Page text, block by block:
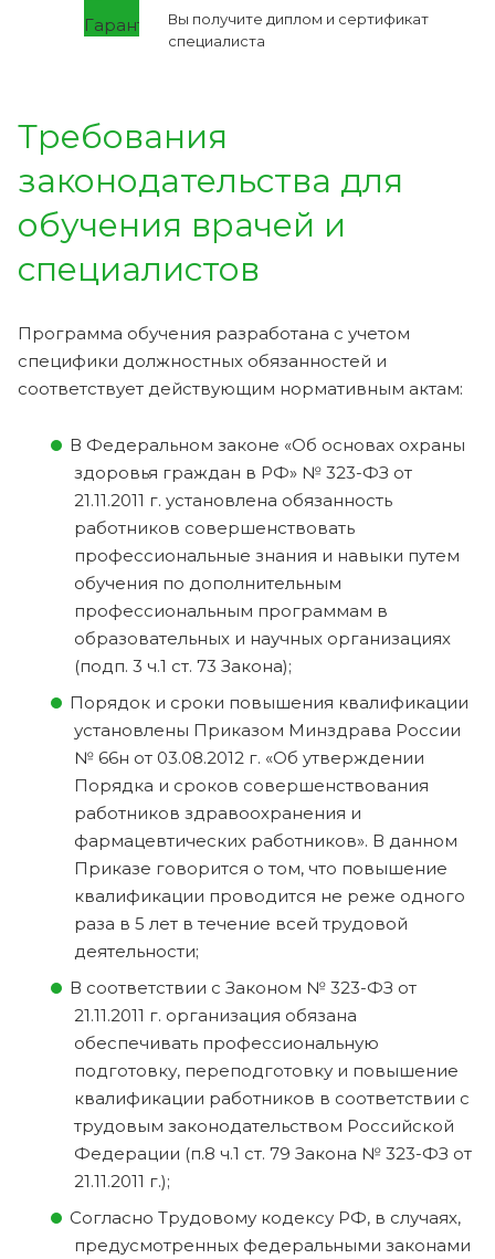
Вы получите диплом и сертификат
специалиста
Требования
законодательства для
обучения врачей и
специалистов
Программа обучения разработана с учетом
специфики должностных обязанностей и
соответствует действующим нормативным актам:
В Федеральном законе «Об основах охраны
здоровья граждан в РФ» № 323-ФЗ от
21.11.2011 г. установлена обязанность
работников совершенствовать
профессиональные знания и навыки путем
обучения по дополнительным
профессиональным программам в
образовательных и научных организациях
(подп. 3 ч.1 ст. 73 Закона);
Порядок и сроки повышения квалификации
установлены Приказом Минздрава России
№ 66н от 03.08.2012 г. «Об утверждении
Порядка и сроков совершенствования
работников здравоохранения и
фармацевтических работников». В данном
Приказе говорится о том, что повышение
квалификации проводится не реже одного
раза в 5 лет в течение всей трудовой
деятельности;
В соответствии с Законом № 323-ФЗ от
21.11.2011 г. организация обязана
обеспечивать профессиональную
подготовку, переподготовку и повышение
квалификации работников в соответствии с
трудовым законодательством Российской
Федерации (п.8 ч.1 ст. 79 Закона № 323-ФЗ от
21.11.2011 г.);
Согласно Трудовому кодексу РФ, в случаях,
предусмотренных федеральными законами